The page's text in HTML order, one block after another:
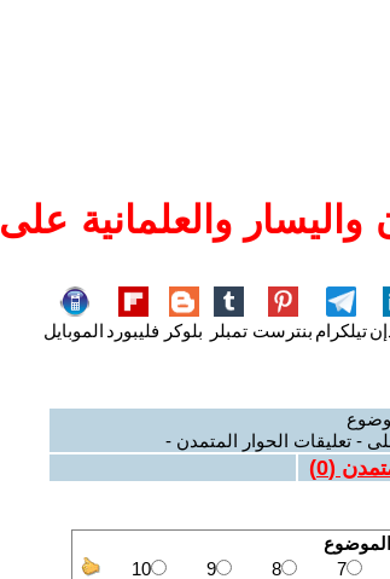
والعلمانية على
تيلكرام بنترست تمبلر بلوكر فليبورد الموبايل
- تعليقات الحوار المتمدن -
(
0
)